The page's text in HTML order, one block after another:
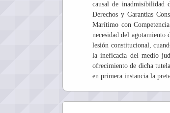
causal de inadmisibilidad
Derechos y Garantías
Marítimo con
necesidad del
lesión constitucional,
la ineficacia del medio
ofrecimiento de dicha
en primera instancia la